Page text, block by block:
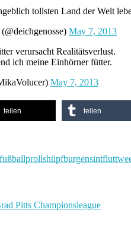
tollsten Land der Welt
May 7, 2013
verursacht Realitätsverlust.
ich meine Einhörner fütter.
May 7, 2013
teilen teilen
fußballprollshüpfburgensintflut
Pitts Championsleague